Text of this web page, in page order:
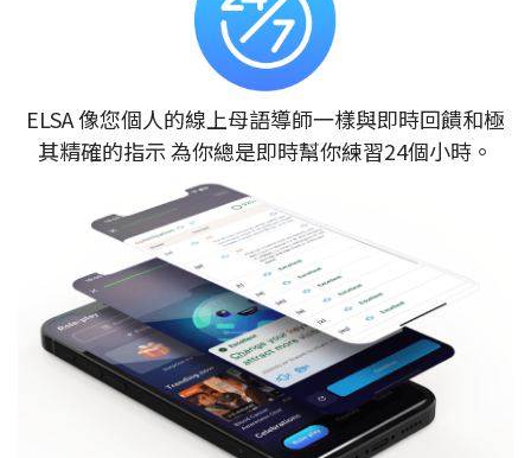
ELSA 像您個人的線上母語導師一樣與即時回饋和極
其精確的指示 為你總是即時幫你練習24個小時。